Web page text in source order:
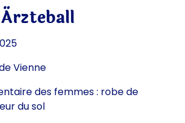
Vienne
des femmes : robe de
du sol